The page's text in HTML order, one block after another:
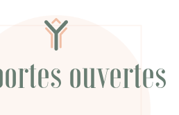
ouvertes